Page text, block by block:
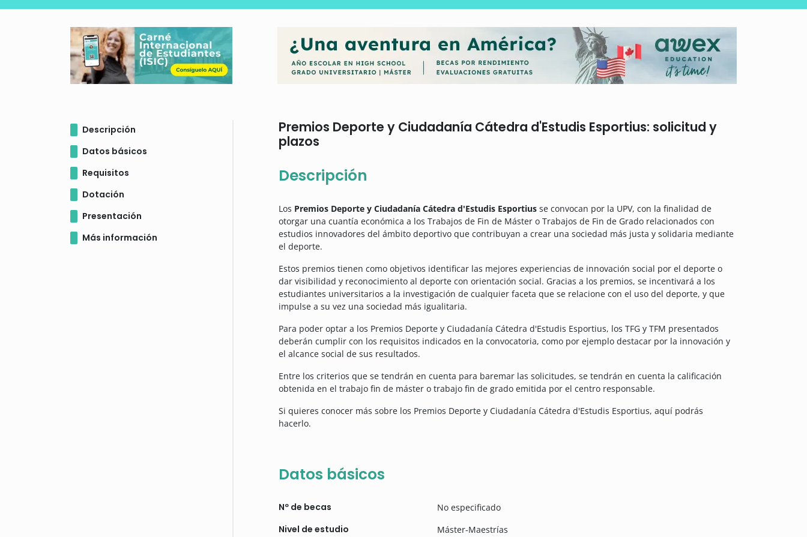
Descripción
Datos básicos
Requisitos
Dotación
Presentación
Más información
Premios Deporte y Ciudadanía Cátedra d'Estudis Esportius: solicitud y
plazos
Descripción
Los Premios Deporte y Ciudadanía Cátedra d'Estudis Esportius se convocan por la UPV, con la finalidad de
otorgar una cuantía económica a los Trabajos de Fin de Máster o Trabajos de Fin de Grado relacionados con
estudios innovadores del ámbito deportivo que contribuyan a crear una sociedad más justa y solidaria mediante
el deporte.
Estos premios tienen como objetivos identificar las mejores experiencias de innovación social por el deporte o
dar visibilidad y reconocimiento al deporte con orientación social. Gracias a los premios, se incentivará a los
estudiantes universitarios a la investigación de cualquier faceta que se relacione con el uso del deporte, y que
impulse a su vez una sociedad más igualitaria.
Para poder optar a los Premios Deporte y Ciudadanía Cátedra d'Estudis Esportius, los TFG y TFM presentados
deberán cumplir con los requisitos indicados en la convocatoria, como por ejemplo destacar por la innovación y
el alcance social de sus resultados.
Entre los criterios que se tendrán en cuenta para baremar las solicitudes, se tendrán en cuenta la calificación
obtenida en el trabajo fin de máster o trabajo fin de grado emitida por el centro responsable.
Si quieres conocer más sobre los Premios Deporte y Ciudadanía Cátedra d'Estudis Esportius, aquí podrás
hacerlo.
Datos básicos
Nº de becas No especificado
Nivel de estudio
Máster-Maestrías